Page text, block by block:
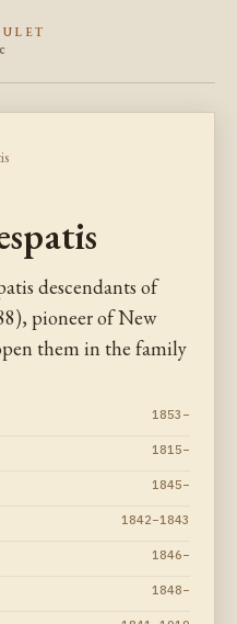
descendants of
pioneer of New
them in the family
1853–
1815–
1845–
1842–1843
1846–
1848–